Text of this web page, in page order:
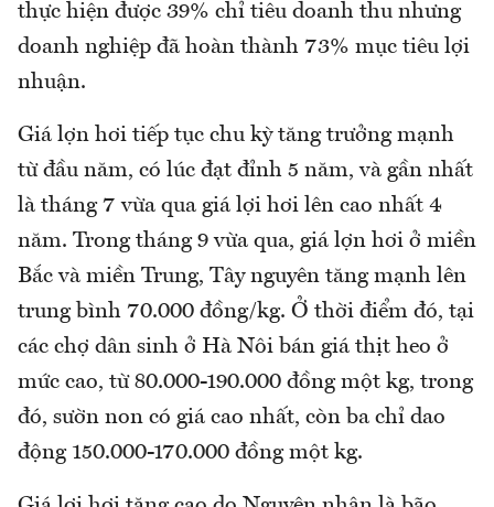
thực hiện được 39% chỉ tiêu doanh thu nhưng
doanh nghiệp đã hoàn thành 73% mục tiêu lợi
nhuận.
Giá lợn hơi tiếp tục chu kỳ tăng trưởng mạnh
từ đầu năm, có lúc đạt đỉnh 5 năm, và gần nhất
là tháng 7 vừa qua giá lợi hơi lên cao nhất 4
năm. Trong tháng 9 vừa qua, giá lợn hơi ở miền
Bắc và miền Trung, Tây nguyên tăng mạnh lên
trung bình 70.000 đồng/kg. Ở thời điểm đó, tại
các chợ dân sinh ở Hà Nôi bán giá thịt heo ở
mức cao, từ 80.000-190.000 đồng một kg, trong
đó, sườn non có giá cao nhất, còn ba chỉ dao
động 150.000-170.000 đồng một kg.